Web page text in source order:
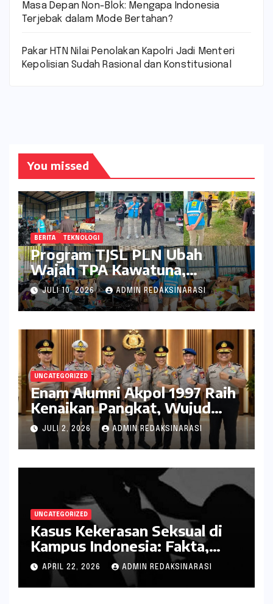
Masa Depan Non-Blok: Mengapa Indonesia
Terjebak dalam Mode Bertahan?
Pakar HTN Nilai Penolakan Kapolri Jadi Menteri
Kepolisian Sudah Rasional dan Konstitusional
You missed
BERITA TEKNOLOGI
Program TJSL PLN Ubah
Wajah TPA Kawatuna,
Sampah Kini Bernilai Ekonomi
dan Lingkungan
JULI 10, 2026 ADMIN REDAKSINARASI
UNCATEGORIZED
Enam Alumni Akpol 1997 Raih
Kenaikan Pangkat, Wujud
Penghargaan atas Pengabdian
kepada Negara
JULI 2, 2026 ADMIN REDAKSINARASI
UNCATEGORIZED
Kasus Kekerasan Seksual di
Kampus Indonesia: Fakta,
Pola Berulang, dan Tantangan
Penanganannya
APRIL 22, 2026 ADMIN REDAKSINARASI